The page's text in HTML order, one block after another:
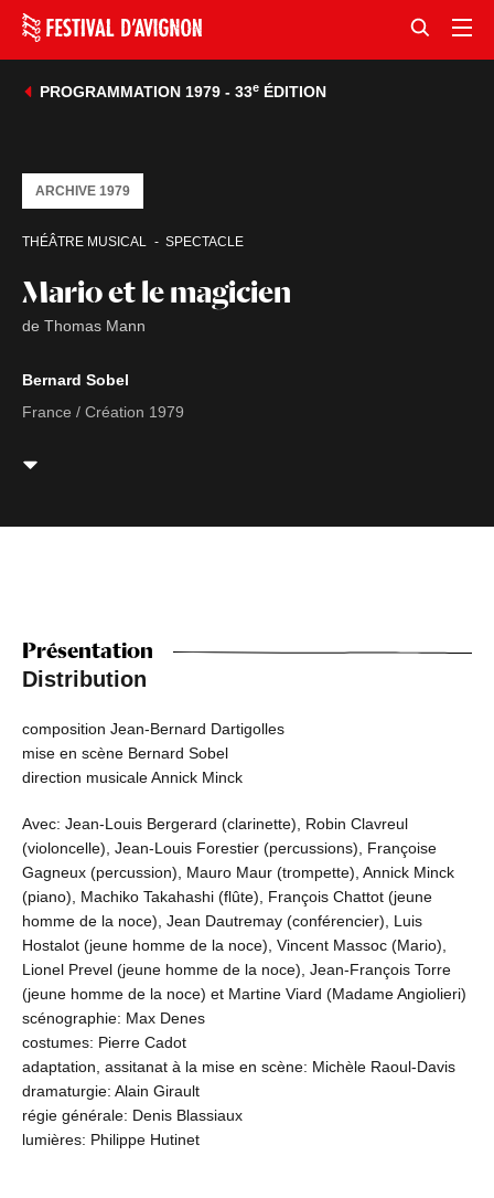
PROGRAMMATION 1979 - 33eÉDITION
Mario et le magicien
de Thomas Mann
THÉÂTRE MUSICAL SPECTACLE
ARCHIVE 1979
Bernard Sobel
France / Création 1979
Présentation
Distribution
composition Jean-Bernard Dartigolles
mise en scène Bernard Sobel
direction musicale Annick Minck
Avec: Jean-Louis Bergerard (clarinette), Robin Clavreul
(violoncelle), Jean-Louis Forestier (percussions), Françoise
Gagneux (percussion), Mauro Maur (trompette), Annick Minck
(piano), Machiko Takahashi (flûte), François Chattot (jeune
homme de la noce), Jean Dautremay (conférencier), Luis
Hostalot (jeune homme de la noce), Vincent Massoc (Mario),
Lionel Prevel (jeune homme de la noce), Jean-François Torre
(jeune homme de la noce) et Martine Viard (Madame Angiolieri)
scénographie: Max Denes
costumes: Pierre Cadot
adaptation, assitanat à la mise en scène: Michèle Raoul-Davis
dramaturgie: Alain Girault
régie générale: Denis Blassiaux
lumières: Philippe Hutinet